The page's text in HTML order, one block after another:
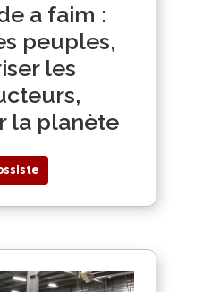
a faim :
peuples,
les
la planète